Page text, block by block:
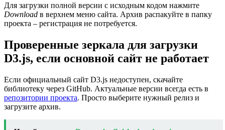
Для загрузки полной версии с исходным кодом нажмите
Download в верхнем меню сайта. Архив распакуйте в папку
проекта – регистрация не потребуется.
Проверенные зеркала для загрузки
D3.js, если основной сайт не работает
Если официальный сайт D3.js недоступен, скачайте
библиотеку через GitHub. Актуальные версии всегда есть в
репозитории проекта. Просто выберите нужный релиз и
загрузите архив.